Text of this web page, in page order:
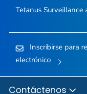
Tetanus Surveillance
Inscribirse para
electrónico
Contáctenos